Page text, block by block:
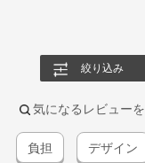
絞り込み
気になるレビュー
負担 デザイン